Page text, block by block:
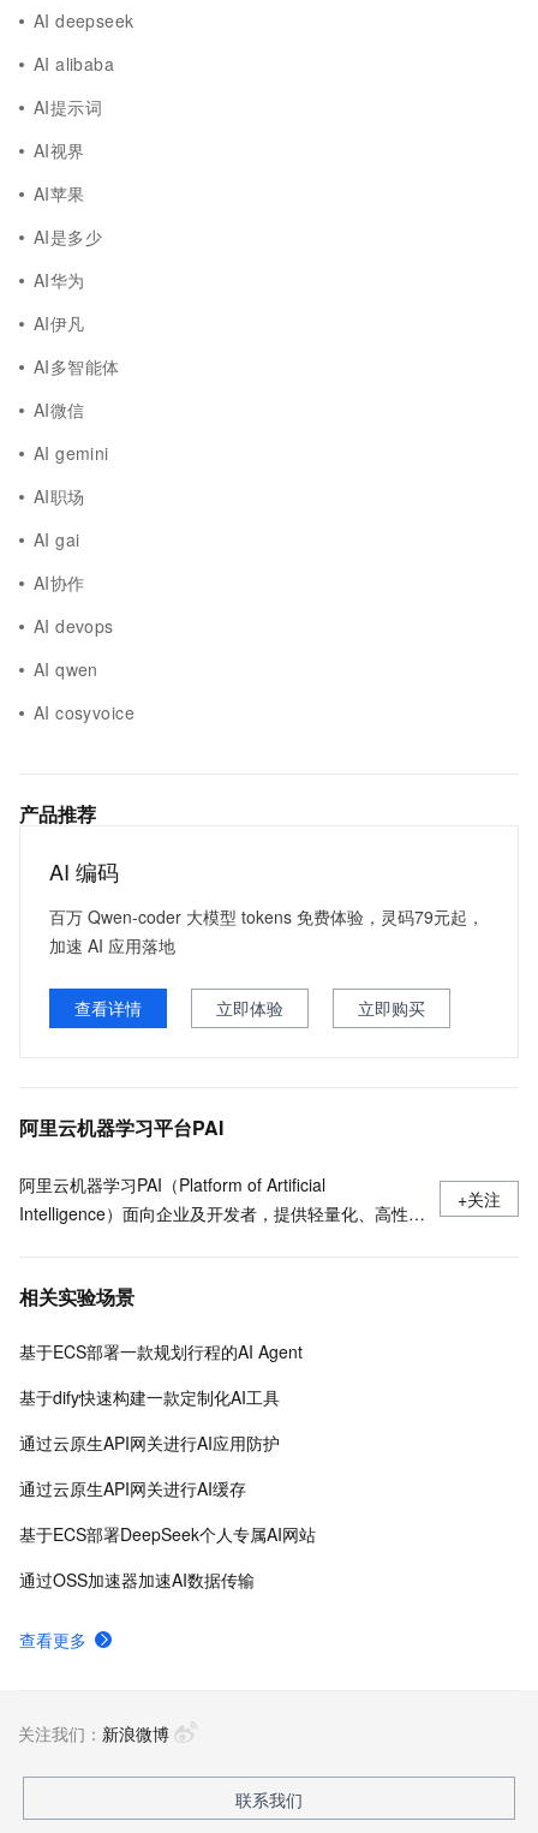
AI deepseek
AI alibaba
AI提示词
AI视界
AI苹果
AI是多少
AI华为
AI伊凡
AI多智能体
AI微信
AI gemini
AI职场
AI gai
AI协作
AI devops
AI qwen
AI cosyvoice
产品推荐
AI 编码
百万 Qwen-coder 大模型 tokens 免费体验，灵码79元起，
加速 AI 应用落地
查看详情 立即体验 立即购买
阿里云机器学习平台PAI
阿里云机器学习PAI（Platform of Artificial
Intelligence）面向企业及开发者，提供轻量化、高性价
DSW云原生交互式建模平台、PAI-DLC云原生AI基础平
征、万亿样本规模加速训练，百余落地场景，全面提升
工程效率。
+关注
相关实验场景
基于ECS部署一款规划行程的AI Agent
基于dify快速构建一款定制化AI工具
通过云原生API网关进行AI应用防护
通过云原生API网关进行AI缓存
基于ECS部署DeepSeek个人专属AI网站
通过OSS加速器加速AI数据传输
查看更多
关注我们： 新浪微博
联系我们